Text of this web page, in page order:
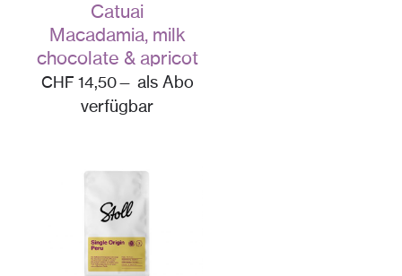
Catuai
Macadamia, milk
chocolate & apricot
CHF 14,50— als Abo
verfügbar